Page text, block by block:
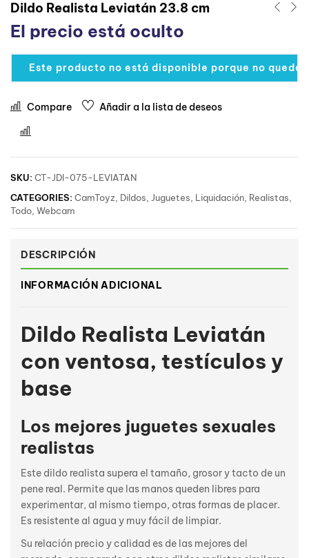
Dildo Realista Leviatán 23.8 cm
El precio está oculto
Este producto no está disponible porque no
Compare Añadir a la lista de deseos
SKU: CT-JDI-075-LEVIATAN
CATEGORIES: CamToyz Dildos Juguetes Liquidación Realistas
Todo Webcam
DESCRIPCIÓN
INFORMACIÓN ADICIONAL
Dildo Realista Leviatán
con ventosa, testículos y
base
Los mejores juguetes sexuales
realistas
Este dildo realista supera el tamaño, grosor y tacto de un
pene real. Permite que las manos queden libres para
experimentar, al mismo tiempo, otras formas de placer.
Es resistente al agua y muy fácil de limpiar.
Su relación precio y calidad es de las mejores del